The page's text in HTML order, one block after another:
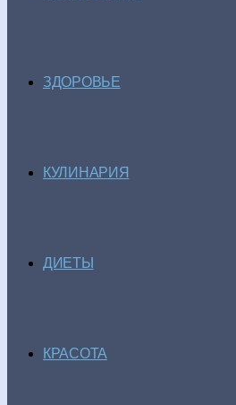
ЗДОРОВЬЕ
КУЛИНАРИЯ
ДИЕТЫ
КРАСОТА